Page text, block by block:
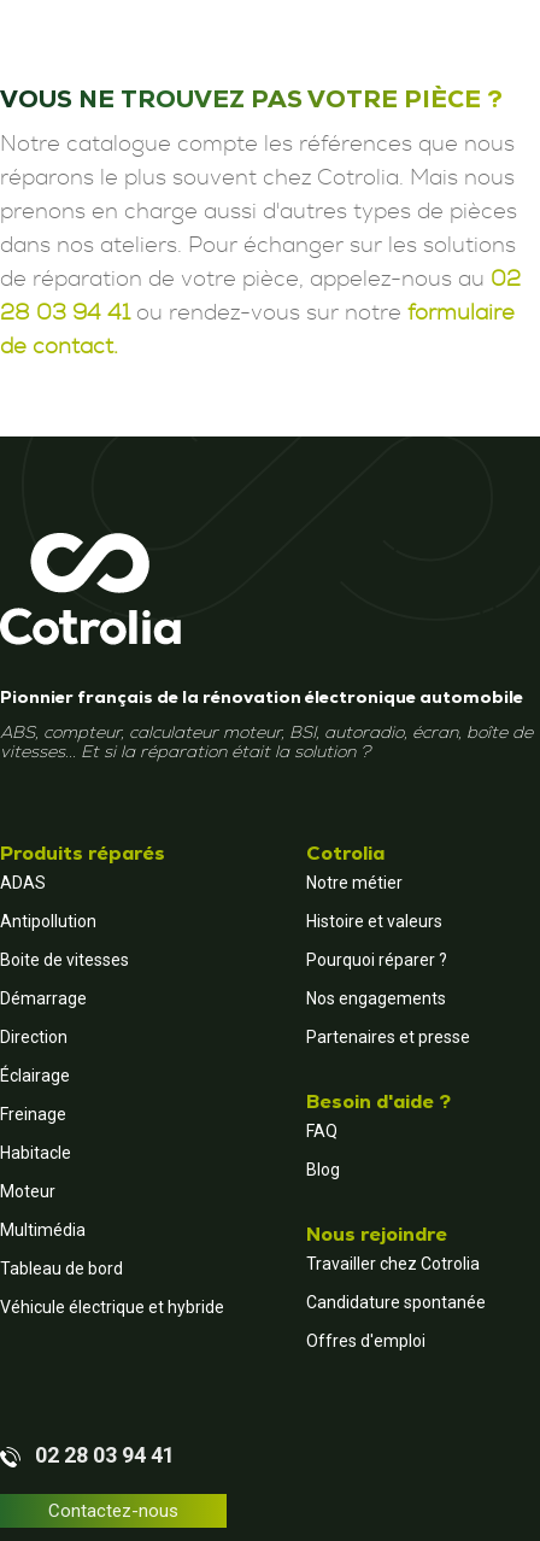
VOUS NE TROUVEZ PAS VOTRE PIÈCE ?
Notre catalogue compte les références que nous
réparons le plus souvent chez Cotrolia. Mais nous
prenons en charge aussi d'autres types de pièces
dans nos ateliers. Pour échanger sur les solutions
de réparation de votre pièce, appelez-nous au 02
28 03 94 41ou rendez-vous sur notre formulaire
de contact.
Pionnier français de la rénovation électronique automobile
ABS, compteur, calculateur moteur, BSI, autoradio, écran, boîte de
vitesses... Et si la réparation était la solution ?
Produits réparés
ADAS
Antipollution
Boite de vitesses
Démarrage
Direction
Éclairage
Freinage
Habitacle
Moteur
Multimédia
Tableau de bord
Véhicule électrique et hybride
Cotrolia
Notre métier
Histoire et valeurs
Pourquoi réparer ?
Nos engagements
Partenaires et presse
Besoin d'aide ?
FAQ
Blog
Nous rejoindre
Travailler chez Cotrolia
Candidature spontanée
Offres d'emploi
02 28 03 94 41
Contactez-nous